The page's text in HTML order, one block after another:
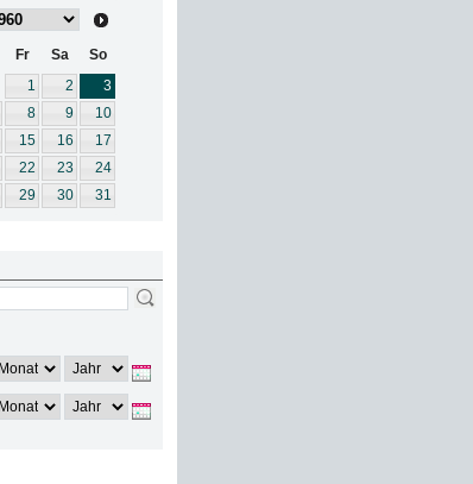
Fr Sa
So
1
2
3
8 9
10
15 16
17
22 23
24
29 30 31